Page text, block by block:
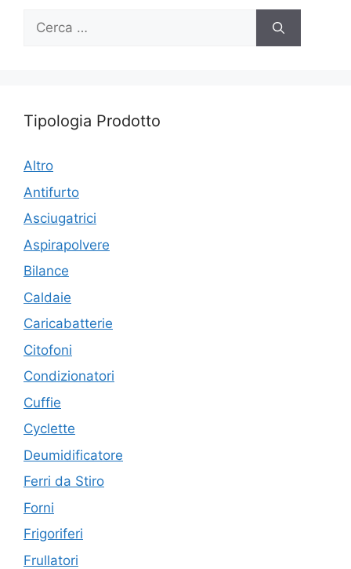
Ricerca
Tipologia Prodotto
Altro
Antifurto
Asciugatrici
Aspirapolvere
Bilance
Caldaie
Caricabatterie
Citofoni
Condizionatori
Cuffie
Cyclette
Deumidificatore
Ferri da Stiro
Forni
Frigoriferi
Frullatori